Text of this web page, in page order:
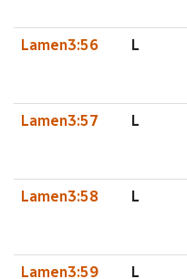
Lamen3:56 L
Lamen3:57 L
Lamen3:58 L
Lamen3:59 L